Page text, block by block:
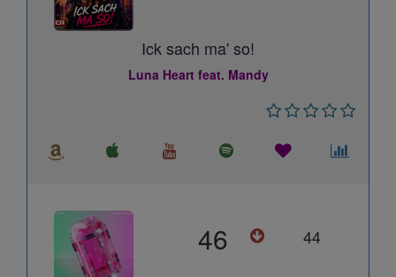
Ick sach ma' so!
Luna Heart feat. Mandy
46 44